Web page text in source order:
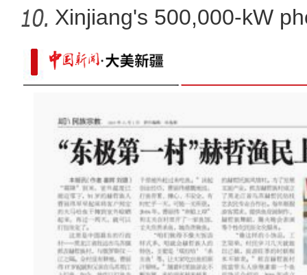
新疆新源县：冬日巩乃
Xinjiang's 500,000-kW
pro